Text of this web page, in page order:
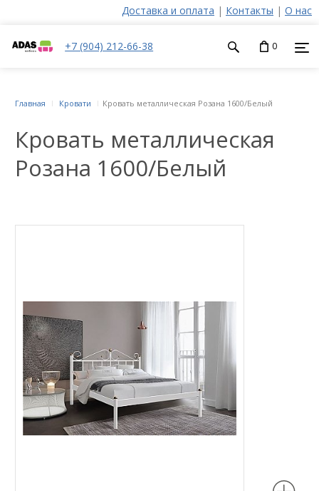
Доставка и оплата | Контакты | О нас
+7 (904) 212-66-38 0
Кровать металлическая
Розана 1600/Белый
Главная Кровати Кровать металлическая Розана 1600/Белый